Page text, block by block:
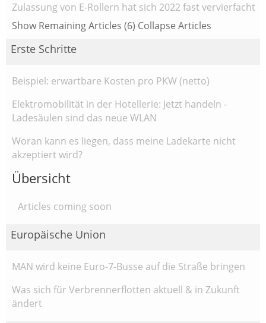
Zulassung von E-Rollern hat sich 2022 fast vervierfacht
Show Remaining Articles (6) Collapse Articles
Erste Schritte
Beispiel: erwartbare Kosten pro PKW (netto)
Elektromobilität in der Hotellerie: Jetzt handeln -
Ladesäulen sind das neue WLAN
Woran kann es liegen, dass meine Ladekarte nicht
akzeptiert wird?
Übersicht
Articles coming soon
Europäische Union
MAN wird keine Euro-7-Busse auf die Straße bringen
Was sich für Verbrennerflotten aktuell & in Zukunft
ändert